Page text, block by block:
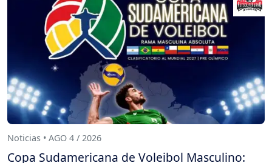
Noticias • AGO 4 / 2026
Copa Sudamericana de Voleibol Masculino: